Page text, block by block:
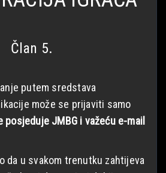
Član 5.
putem sredstava
može se prijaviti samo
JMBG i važeću e-mail
da u svakom trenutku zahtijeva